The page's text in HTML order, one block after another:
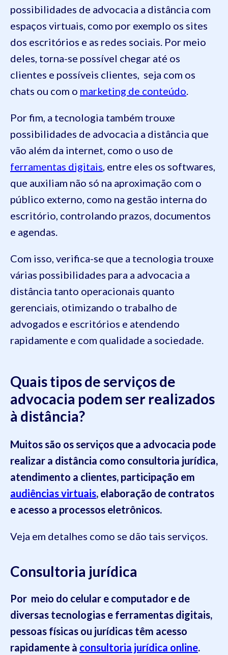
possibilidades de advocacia a distância com
espaços virtuais, como por exemplo os sites
dos escritórios e as redes sociais. Por meio
deles, torna-se possível chegar até os
clientes e possíveis clientes, seja com os
chats ou com o marketing de conteúdo.
Por fim, a tecnologia também trouxe
possibilidades de advocacia a distância que
vão além da internet, como o uso de
ferramentas digitais, entre eles os softwares,
que auxiliam não só na aproximação com o
público externo, como na gestão interna do
escritório, controlando prazos, documentos
e agendas.
Com isso, verifica-se que a tecnologia trouxe
várias possibilidades para a advocacia a
distância tanto operacionais quanto
gerenciais, otimizando o trabalho de
advogados e escritórios e atendendo
rapidamente e com qualidade a sociedade.
Quais tipos de serviços de
advocacia podem ser realizados
à distância?
Muitos são os serviços que a advocacia pode
realizar a distância como consultoria jurídica,
atendimento a clientes, participação em
audiências virtuais, elaboração de contratos
e acesso a processos eletrônicos.
Veja em detalhes como se dão tais serviços.
Consultoria jurídica
Por meio do celular e computador e de
diversas tecnologias e ferramentas digitais,
pessoas físicas ou jurídicas têm acesso
rapidamente à consultoria jurídica online.